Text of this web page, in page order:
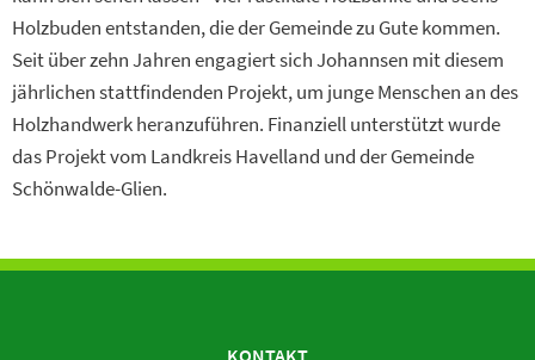
Holzbuden entstanden, die der Gemeinde zu Gute kommen.
Seit über zehn Jahren engagiert sich Johannsen mit diesem
jährlichen stattfindenden Projekt, um junge Menschen an des
Holzhandwerk heranzuführen. Finanziell unterstützt wurde
das Projekt vom Landkreis Havelland und der Gemeinde
Schönwalde-Glien.
KONTAKT